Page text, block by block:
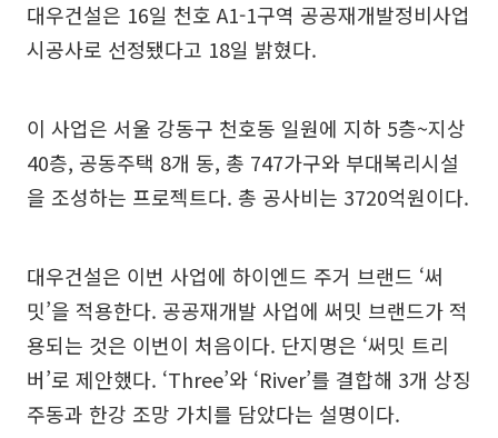
대우건설은 16일 천호 A1-1구역 공공재개발정비사업
시공사로 선정됐다고 18일 밝혔다.
이 사업은 서울 강동구 천호동 일원에 지하 5층~지상
40층, 공동주택 8개 동, 총 747가구와 부대복리시설
을 조성하는 프로젝트다. 총 공사비는 3720억원이다.
대우건설은 이번 사업에 하이엔드 주거 브랜드 ‘써
밋’을 적용한다. 공공재개발 사업에 써밋 브랜드가 적
용되는 것은 이번이 처음이다. 단지명은 ‘써밋 트리
버’로 제안했다. ‘Three’와 ‘River’를 결합해 3개 상징
주동과 한강 조망 가치를 담았다는 설명이다.